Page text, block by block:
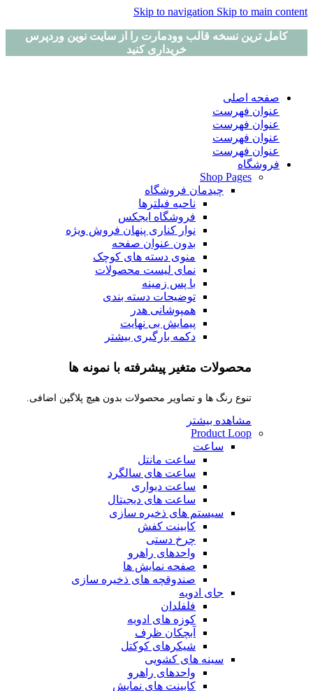
Skip to navigation Skip to main content
کامل ترین نسخه قالب وودمارت را از سایت نوین وردپرس
خریداری کنید
صفحه اصلی
عنوان فهرست
عنوان فهرست
عنوان فهرست
عنوان فهرست
فروشگاه
Shop Pages
چیدمان فروشگاه
ناحیه فیلترها
فروشگاه ایجکس
نوار کناری پنهان فروش ویژه
بدون عنوان صفحه
منوی دسته های کوچک
نمای لیست محصولات
با پس زمینه
توضیحات دسته بندی
همپوشانی هدر
پیمایش بی نهایت
دکمه بارگیری بیشتر
محصولات متغیر پیشرفته با نمونه ها
تنوع رنگ ها و تصاویر محصولات بدون هیچ پلاگین اضافی.
مشاهده بیشتر
Product Loop
ساعت
ساعت مانتل
ساعت های سالگرد
ساعت دیواری
ساعت های دیجیتال
سیستم های ذخیره سازی
کابینت کفش
چرخ دستی
واحدهای راهرو
صفحه نمایش ها
صندوقچه های ذخیره سازی
جای ادویه
فلفلدان
کوزه های ادویه
آبچکان ظرف
شیکرهای کوکتل
سینه های کشویی
واحدهای راهرو
کابینت های نمایش